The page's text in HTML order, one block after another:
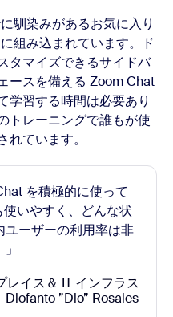
馴染みがあるお気に入り
組み込まれています。ド
タマイズできるサイドバ
ースを備える Zoom Chat
学習する時間は必要あり
トレーニングで誰もが使
ています。
を積極的に使って
いやすく、どんな状
ーザーの利用率は非
レイス＆ IT インフラス
Diofanto ”Dio” Rosales